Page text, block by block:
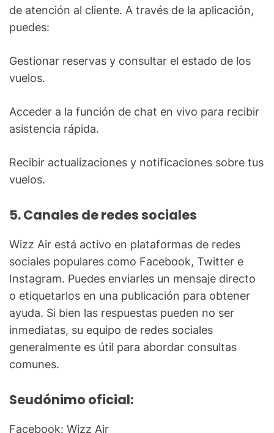
de atención al cliente. A través de la aplicación,
puedes:
Gestionar reservas y consultar el estado de los
vuelos.
Acceder a la función de chat en vivo para recibir
asistencia rápida.
Recibir actualizaciones y notificaciones sobre tus
vuelos.
5. Canales de redes sociales
Wizz Air está activo en plataformas de redes
sociales populares como Facebook, Twitter e
Instagram. Puedes enviarles un mensaje directo
o etiquetarlos en una publicación para obtener
ayuda. Si bien las respuestas pueden no ser
inmediatas, su equipo de redes sociales
generalmente es útil para abordar consultas
comunes.
Seudónimo oficial:
Facebook: Wizz Air